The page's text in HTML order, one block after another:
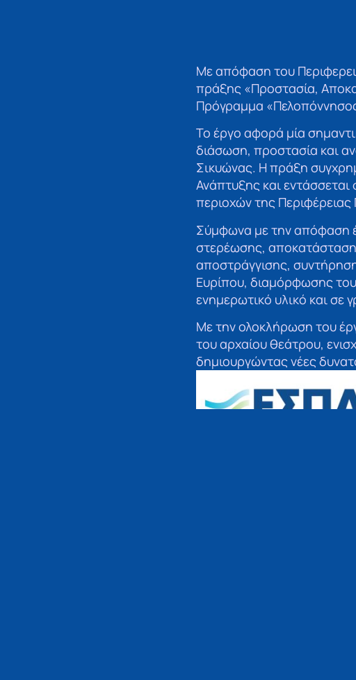
Με απόφαση του
πράξης «Προστασία,
Πρόγραμμα
Το έργο αφορά μία
διάσωση, προστασία και
Σικυώνας. Η πράξη
Ανάπτυξης και
περιοχών της
Σύμφωνα με την απόφαση
στερέωσης,
αποστράγγισης,
Ευρίπου, διαμόρφωσης
ενημερωτικό υλικό και σε
Με την ολοκλήρωση του
του αρχαίου θεάτρου,
δημιουργώντας νέες